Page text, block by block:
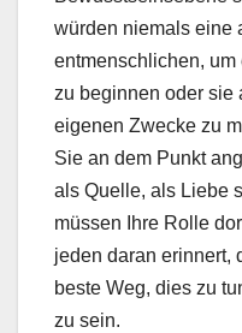
würden niemals eine
entmenschlichen,
zu beginnen oder sie
eigenen Zwecke zu
Sie an dem Punkt
als Quelle, als Liebe
müssen Ihre Rolle
jeden daran erinnert,
beste Weg, dies zu
zu sein.